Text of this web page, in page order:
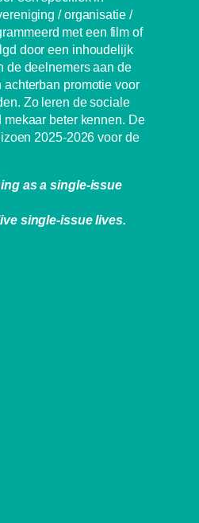
/ organisatie /
met een film of
door een inhoudelijk
de deelnemers aan de
achterban promotie voor
Zo leren de sociale
beter kennen. De
2025-2026 voor de
as a single-issue
single-issue lives.